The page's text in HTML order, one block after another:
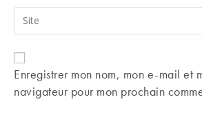
comment
email
address
comment
Saisir
l’URL
de
votre
(facultatif)
Enregistrer mon nom, mon e-mail et
navigateur pour mon prochain